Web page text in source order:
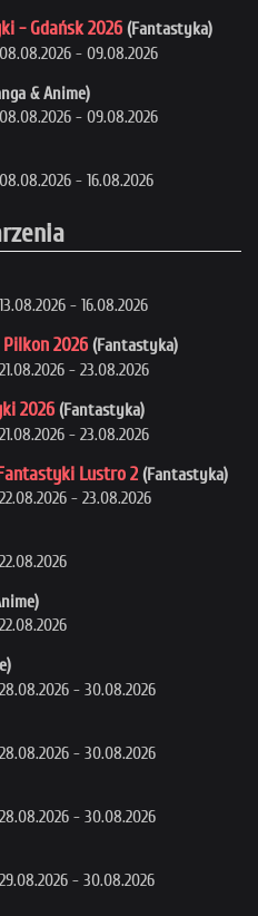
- Gdańsk 2026 (Fantastyka)
08.08.2026 - 09.08.2026
& Anime)
08.08.2026 - 09.08.2026
08.08.2026 - 16.08.2026
13.08.2026 - 16.08.2026
2026 (Fantastyka)
21.08.2026 - 23.08.2026
2026 (Fantastyka)
21.08.2026 - 23.08.2026
Lustro 2 (Fantastyka)
22.08.2026 - 23.08.2026
22.08.2026
22.08.2026
28.08.2026 - 30.08.2026
28.08.2026 - 30.08.2026
28.08.2026 - 30.08.2026
29.08.2026 - 30.08.2026